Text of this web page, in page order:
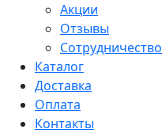
Акции
Отзывы
Сотрудничество
Каталог
Доставка
Оплата
Контакты